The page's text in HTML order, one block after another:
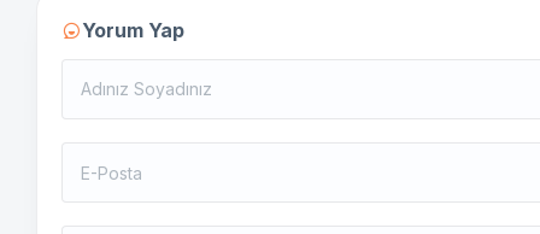
Yorum Yap